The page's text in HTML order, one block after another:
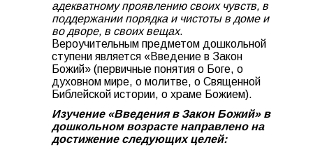
адекватному проявлению своих чувств, в
поддержании порядка и чистоты в доме и
во дворе, в своих вещах.
Вероучительным предметом дошкольной
ступени является «Введение в Закон
Божий» (первичные понятия о Боге, о
духовном мире, о молитве, о Священной
Библейской истории, о храме Божием).
Изучение «Введения в Закон Божий» в
дошкольном возрасте направлено на
достижение следующих целей: